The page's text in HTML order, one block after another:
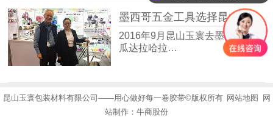
墨西哥五金工具选择昆山玉寰防滑胶带！
2016年9月昆山玉寰去墨西哥参加
瓜达拉哈拉…
【详情】
昆山玉寰包装材料有限公司——用心做好每一卷胶带©版权所有 网站地图 网
站制作： 牛商股份